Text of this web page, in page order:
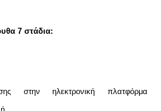
7 στάδια:
στην ηλεκτρονική πλατφόρμα